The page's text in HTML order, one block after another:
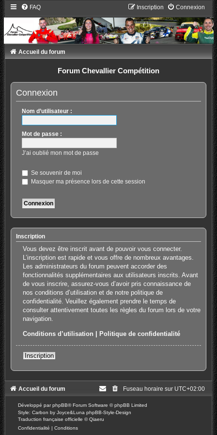
FAQ Connexion
Inscription
Accueil du forum
Forum Chevallier Compétition
Connexion
Nom d’utilisateur :
Mot de passe :
J’ai oublié mon mot de passe
Se souvenir de moi
Masquer ma présence lors de cette session
Inscription
Vous devez être inscrit avant de pouvoir vous connecter.
L’inscription est rapide et vous offre de nombreux avantages.
Les administrateurs du forum peuvent accorder des
fonctionnalités supplémentaires aux utilisateurs inscrits. Avant
de vous inscrire, assurez-vous d’avoir pris connaissance de
nos conditions d’utilisation et de notre politique de
confidentialité. Veuillez également prendre le temps de
consulter attentivement toutes les règles du forum lors de votre
navigation.
Conditions d’utilisation Politique de confidentialité
Inscription
Accueil du forum Fuseau horaire sur UTC+02:00
Développé parphpBB® Forum Software © phpBB Limited
Style: Carbon by Joyce&Luna phpBB-Style-Design
Traduction française officielle ©Qiaeru
Confidentialité | Conditions